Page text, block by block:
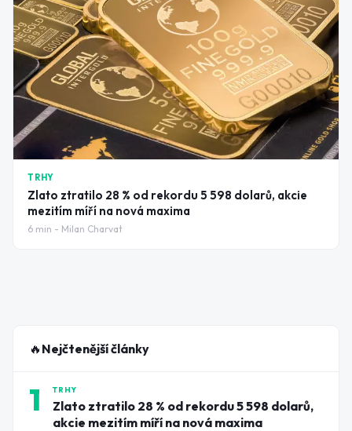
TRHY
Zlato ztratilo 28 % od rekordu 5 598 dolarů, akcie
mezitím míří na nová maxima
6 min - Milan Charvat
🔥 Nejčtenější články
1 TRHY
Zlato ztratilo 28 % od rekordu 5 598 dolarů,
akcie mezitím míří na nová maxima